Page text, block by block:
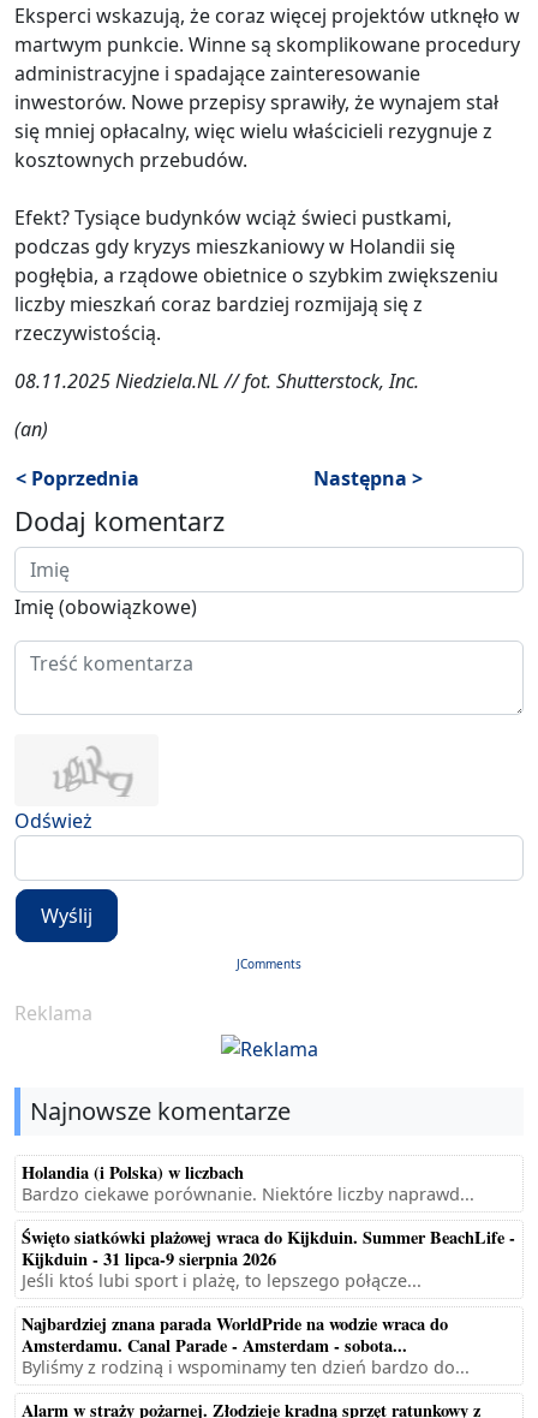
Eksperci wskazują, że coraz więcej projektów utknęło w
martwym punkcie. Winne są skomplikowane procedury
administracyjne i spadające zainteresowanie
inwestorów. Nowe przepisy sprawiły, że wynajem stał
się mniej opłacalny, więc wielu właścicieli rezygnuje z
kosztownych przebudów.
Efekt? Tysiące budynków wciąż świeci pustkami,
podczas gdy kryzys mieszkaniowy w Holandii się
pogłębia, a rządowe obietnice o szybkim zwiększeniu
liczby mieszkań coraz bardziej rozmijają się z
rzeczywistością.
08.11.2025 Niedziela.NL // fot. Shutterstock, Inc.
(an)
< Poprzednia
Następna >
Dodaj komentarz
Imię (obowiązkowe)
Odśwież
Wyślij
JComments
Reklama
Najnowsze komentarze
Holandia (i Polska) w liczbach
Bardzo ciekawe porównanie. Niektóre liczby naprawd...
Święto siatkówki plażowej wraca do Kijkduin. Summer BeachLife -
Kijkduin - 31 lipca-9 sierpnia 2026
Jeśli ktoś lubi sport i plażę, to lepszego połącze...
Najbardziej znana parada WorldPride na wodzie wraca do
Amsterdamu. Canal Parade - Amsterdam - sobota...
Byliśmy z rodziną i wspominamy ten dzień bardzo do...
Alarm w straży pożarnej. Złodzieje kradną sprzęt ratunkowy z